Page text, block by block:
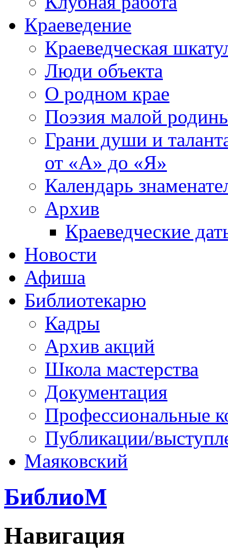
Краеведение
Краеведческая
Люди объекта
О родном крае
Поэзия малой
Грани души и
от «А» до «Я»
Календарь
Архив
Краеведческие
Новости
Афиша
Библиотекарю
Кадры
Архив акций
Школа мастерства
Документация
Профессиональные
Публикации/
Маяковский
БиблиоМ
Навигация